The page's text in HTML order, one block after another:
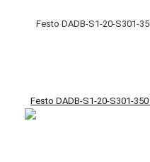
Festo DADB-S1-20-S301-